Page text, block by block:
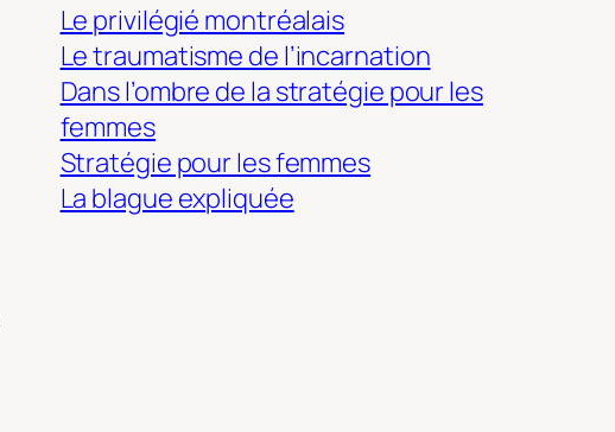
Le privilégié montréalais
Le traumatisme de l’incarnation
Dans l’ombre de la stratégie pour les
femmes
Stratégie pour les femmes
La blague expliquée